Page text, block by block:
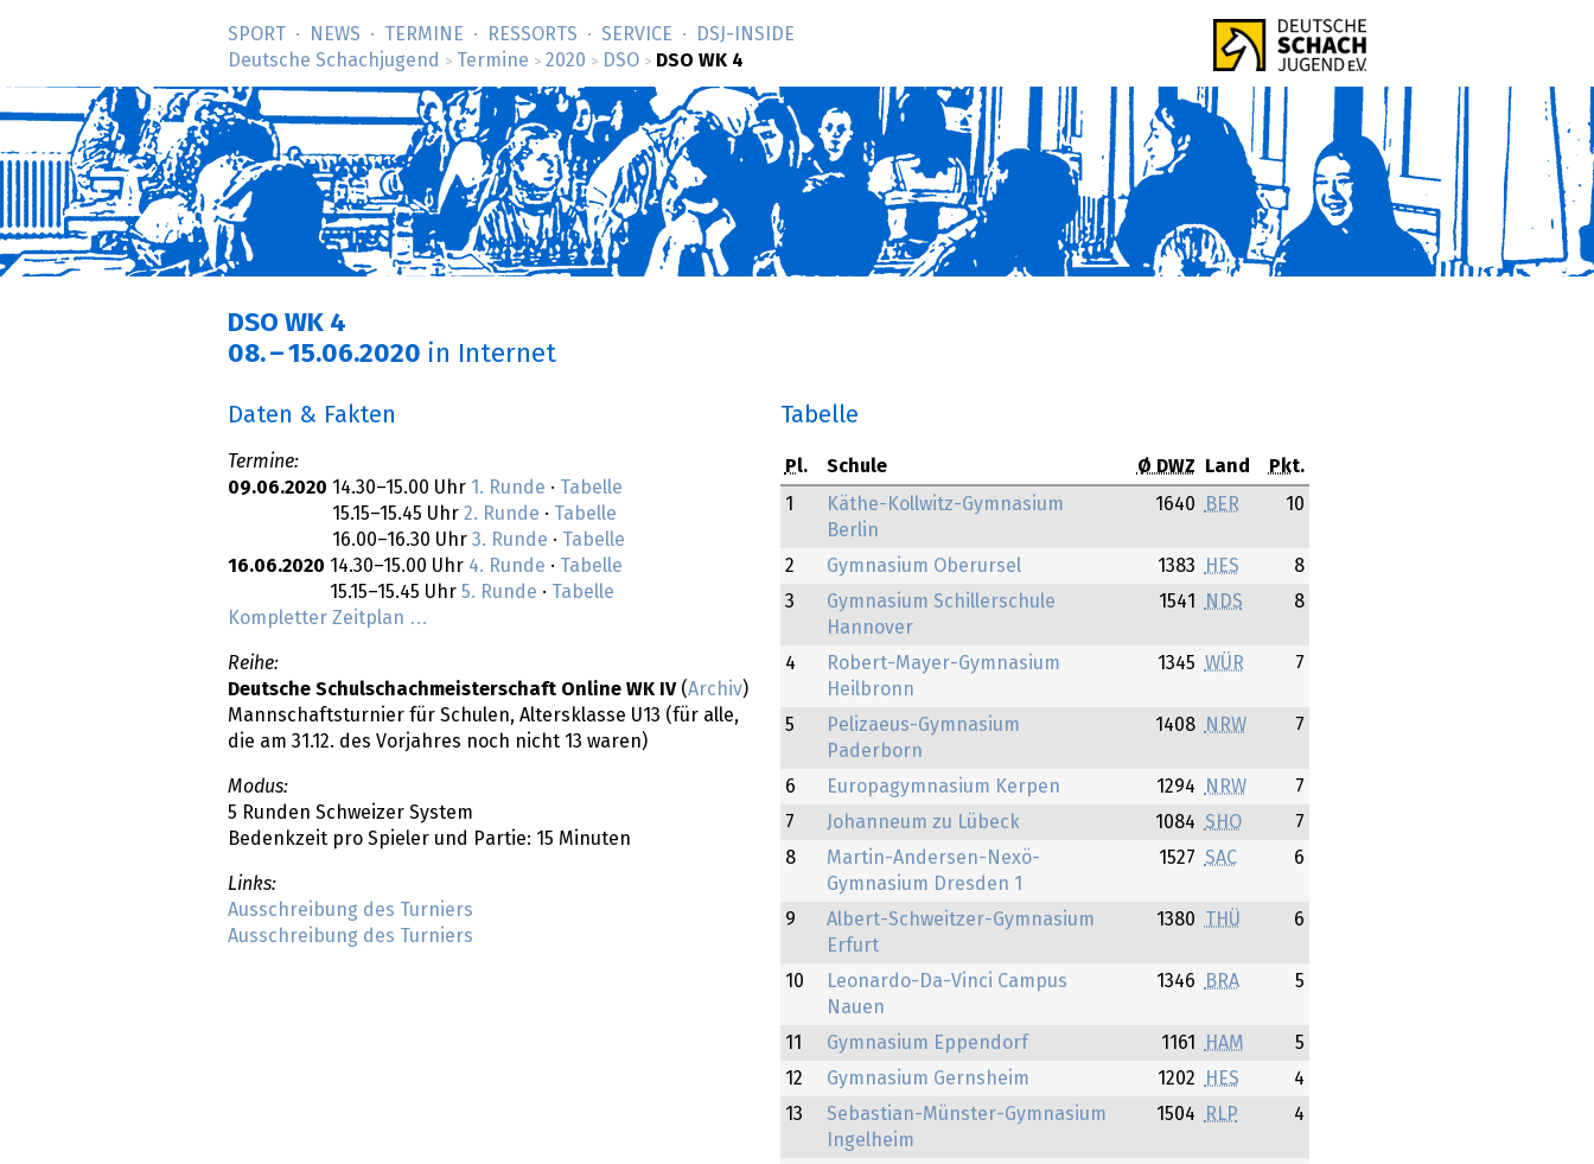
SPORT NEWS TERMINE RESSORTS SERVICE
DSJ-­INSIDE
Deutsche Schachjugend
> Termine > 2020 > DSO > DSO WK 4
DSO WK 4
08.–15.06.2020 in Internet
Daten & Fakten
Termine:
09.06.2020 14.30–15.00 Uhr 1. Runde · Tabelle
15.15–15.45 Uhr 2. Runde · Tabelle
16.00–16.30 Uhr 3. Runde · Tabelle
16.06.2020 14.30–15.00 Uhr 4. Runde · Tabelle
15.15–15.45 Uhr 5. Runde · Tabelle
Kompletter Zeitplan …
Reihe:
Deutsche Schulschachmeisterschaft Online WK IV(Archiv)
Mannschaftsturnier für Schulen, Altersklasse U13 (für alle,
die am 31.12. des Vorjahres noch nicht 13 waren)
Modus:
5 Runden Schweizer System
Bedenkzeit pro Spieler und Partie: 15 Minuten
Links:
Ausschreibung des Turniers
Ausschreibung des Turniers
Tabelle
Pl. Schule Ø DWZ Land
Pkt.
1
Käthe-Kollwitz-Gymnasium
Berlin
1640 BER 10
2 Gymnasium Oberursel 1383 HES
8
3
Gymnasium Schillerschule
Hannover
1541 NDS 8
4
Robert-Mayer-Gymnasium
Heilbronn
1345 WÜR 7
5
Pelizaeus-Gymnasium
Paderborn
1408 NRW 7
6 Europagymnasium Kerpen 1294 NRW
7
7
Johanneum zu Lübeck 1084 SHO
7
8
Martin-Andersen-Nexö-
Gymnasium Dresden 1
1527 SAC 6
9
Albert-Schweitzer-Gymnasium
Erfurt
1380 THÜ 6
10
Leonardo-Da-Vinci Campus
Nauen
1346 BRA 5
11 Gymnasium Eppendorf 1161 HAM
5
12
Gymnasium Gernsheim 1202 HES
4
13
Sebastian-Münster-Gymnasium
Ingelheim
1504 RLP 4